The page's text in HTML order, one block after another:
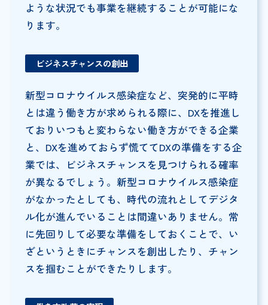
ような状況でも事業を継続することが可能にな
ります。
ビジネスチャンスの創出
新型コロナウイルス感染症など、突発的に平時
とは違う働き方が求められる際に、DXを推進し
ておりいつもと変わらない働き方ができる企業
と、DXを進めておらず慌ててDXの準備をする企
業では、ビジネスチャンスを見つけられる確率
が異なるでしょう。新型コロナウイルス感染症
がなかったとしても、時代の流れとしてデジタ
ル化が進んでいることは間違いありません。常
に先回りして必要な準備をしておくことで、い
ざというときにチャンスを創出したり、チャン
スを掴むことができたりします。